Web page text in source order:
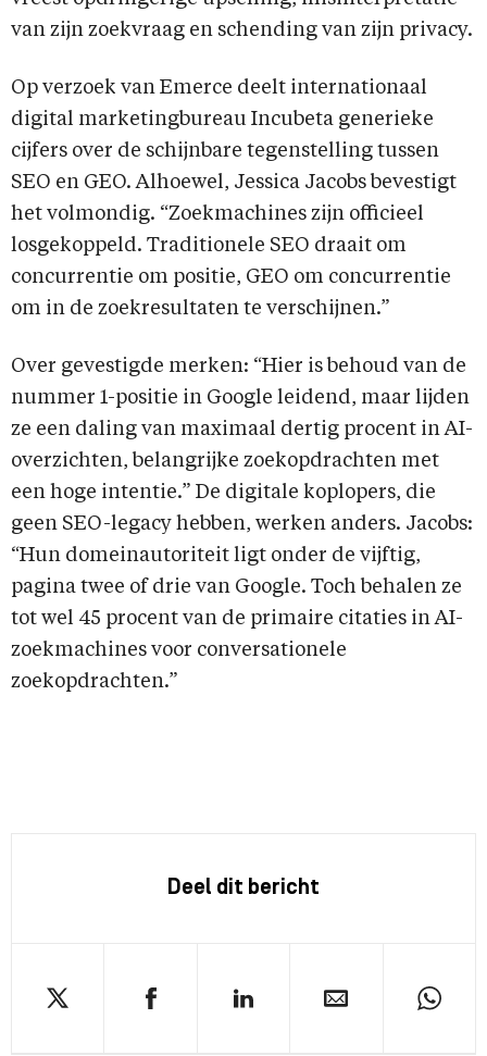
van zijn zoekvraag en schending van zijn privacy.
Op verzoek van Emerce deelt internationaal
digital marketingbureau Incubeta generieke
cijfers over de schijnbare tegenstelling tussen
SEO en GEO. Alhoewel, Jessica Jacobs bevestigt
het volmondig. “Zoekmachines zijn officieel
losgekoppeld. Traditionele SEO draait om
concurrentie om positie, GEO om concurrentie
om in de zoekresultaten te verschijnen.”
Over gevestigde merken: “Hier is behoud van de
nummer 1-positie in Google leidend, maar lijden
ze een daling van maximaal dertig procent in AI-
overzichten, belangrijke zoekopdrachten met
een hoge intentie.” De digitale koplopers, die
geen SEO-legacy hebben, werken anders. Jacobs:
“Hun domeinautoriteit ligt onder de vijftig,
pagina twee of drie van Google. Toch behalen ze
tot wel 45 procent van de primaire citaties in AI-
zoekmachines voor conversationele
zoekopdrachten.”
Deel dit bericht